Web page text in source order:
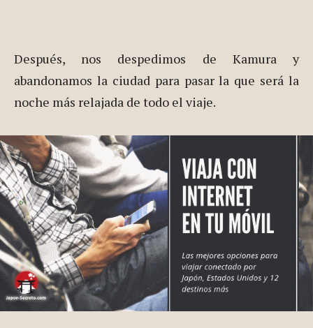
Después, nos despedimos de Kamura y
abandonamos la ciudad para pasar la que será la
noche más relajada de todo el viaje.